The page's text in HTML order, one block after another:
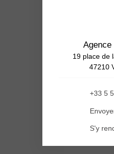
Agence
19 place de
47210
+33 5
S'y